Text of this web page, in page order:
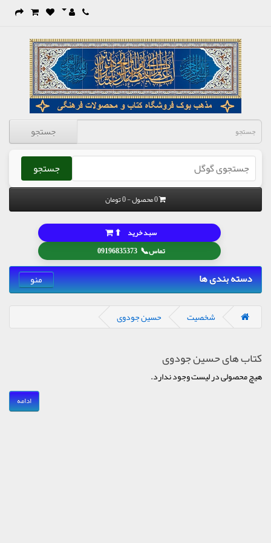
جستجو
جستجو
0 محصول - 0 تومان
تماس📞
09196835373
سبد خرید ⬆
دسته بندی ها منو
شخصیت حسین جودوی
کتاب های حسین جودوی
هیچ محصولی در لیست وجود ندارد.
ادامه